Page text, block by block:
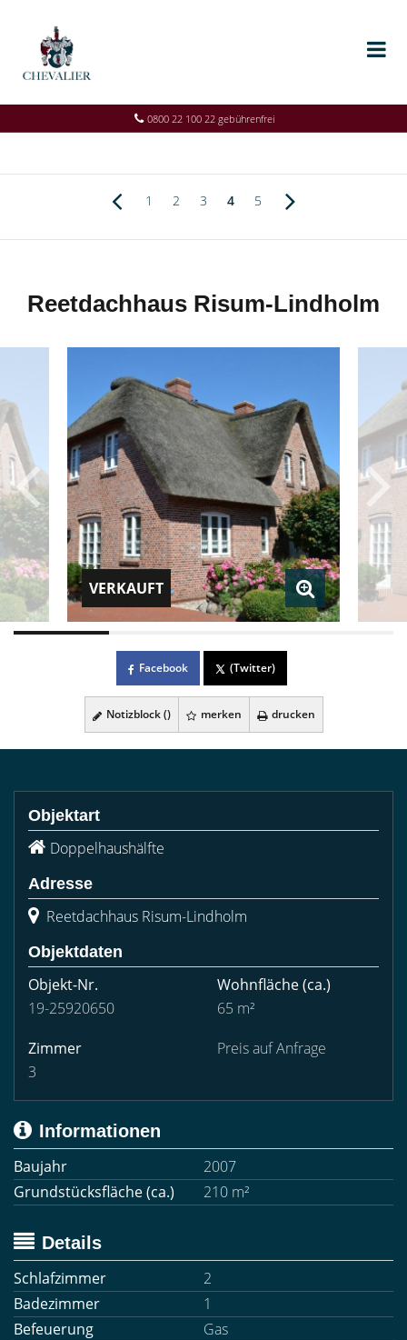
0800 22 100 22 gebührenfrei
1 2 3 4 5
Reetdachhaus Risum-Lindholm
VERKAUFT
Facebook (Twitter)
Notizblock () merken drucken
Objektart
Doppelhaushälfte
Adresse
Reetdachhaus Risum-Lindholm
Objektdaten
Objekt-Nr.
19-25920650
Wohnfläche(ca.)
65 m²
Zimmer
3
Preis auf Anfrage
Informationen
Baujahr
2007
Grundstücksfläche (ca.)
210 m²
Details
Schlafzimmer
2
Badezimmer
1
Befeuerung
Gas